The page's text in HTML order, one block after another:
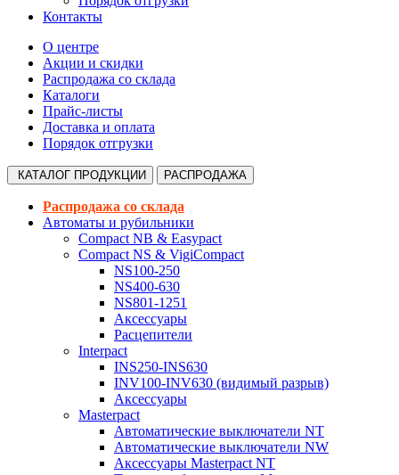
Контакты
О центре
Акции и скидки
Распродажа со склада
Каталоги
Прайс-листы
Доставка и оплата
Порядок отгрузки
КАТАЛОГ ПРОДУКЦИИ РАСПРОДАЖА
Распродажа со склада
Автоматы и рубильники
Compact NB & Easypact
Compact NS & VigiCompact
NS100-250
NS400-630
NS801-1251
Аксессуары
Расцепители
Interpact
INS250-INS630
INV100-INV630 (видимый разрыв)
Аксессуары
Masterpact
Автоматические выключатели NT
Автоматические выключатели NW
Аксессуары Masterpact NT